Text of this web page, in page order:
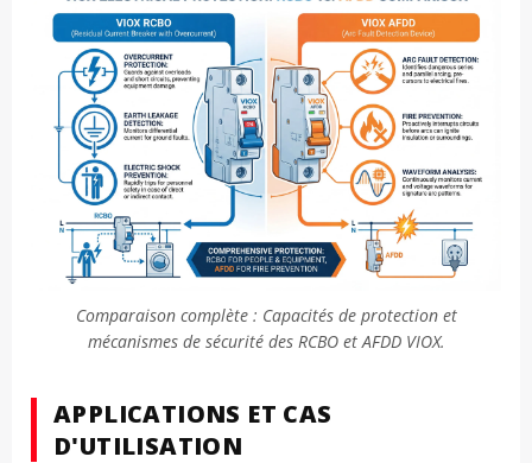
Comparaison complète : Capacités de protection et
mécanismes de sécurité des RCBO et AFDD VIOX.
APPLICATIONS ET CAS
D'UTILISATION